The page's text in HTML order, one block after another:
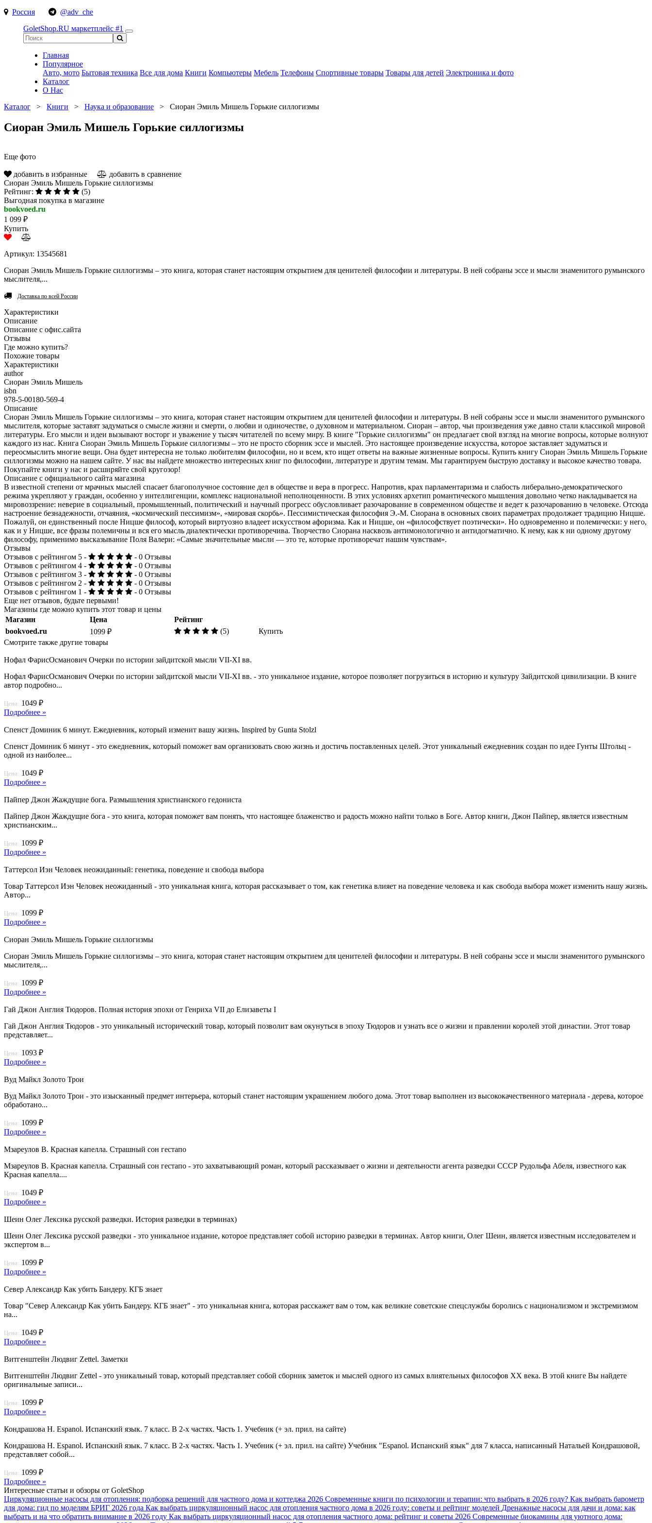
Россия
@adv_che
GoletShop.RU маркетплейс #1
Главная
Популярное
Авто, мото Бытовая техника Все для дома Книги Компьютеры Мебель Телефоны Спортивные товары Товары для детей Электроника и фото
Каталог
О Нас
Каталог > Книги > Наука и образование > Сиоран Эмиль Мишель Горькие силлогизмы
Сиоран Эмиль Мишель Горькие силлогизмы
Еще фото
добавить в избранные
добавить в сравнение
Сиоран Эмиль Мишель Горькие силлогизмы
Рейтинг:
(5)
Выгодная покупка в магазине
bookvoed.ru
1 099 ₽
Купить
Артикул: 13545681
Сиоран Эмиль Мишель Горькие силлогизмы – это книга, которая станет настоящим открытием для ценителей философии и литературы. В ней собраны эссе и мысли знаменитого румынского
мыслителя,...
Доставка по всей России
Характеристики
Описание
Описание с офис.сайта
Отзывы
Где можно купить?
Похожие товары
Характеристики
author
Сиоран Эмиль Мишель
isbn
978-5-00180-569-4
Описание
Сиоран Эмиль Мишель Горькие силлогизмы – это книга, которая станет настоящим открытием для ценителей философии и литературы. В ней собраны эссе и мысли знаменитого румынского
мыслителя, которые заставят задуматься о смысле жизни и смерти, о любви и одиночестве, о духовном и материальном. Сиоран – автор, чьи произведения уже давно стали классикой мировой
литературы. Его мысли и идеи вызывают восторг и уважение у тысяч читателей по всему миру. В книге "Горькие силлогизмы" он предлагает свой взгляд на многие вопросы, которые волнуют
каждого из нас. Книга Сиоран Эмиль Мишель Горькие силлогизмы – это не просто сборник эссе и мыслей. Это настоящее произведение искусства, которое заставляет задуматься и
переосмыслить многие вещи. Она будет интересна не только любителям философии, но и всем, кто ищет ответы на важные жизненные вопросы. Купить книгу Сиоран Эмиль Мишель Горькие
силлогизмы можно на нашем сайте. У нас вы найдете множество интересных книг по философии, литературе и другим темам. Мы гарантируем быструю доставку и высокое качество товара.
Покупайте книги у нас и расширяйте свой кругозор!
Описание с официального сайта магазина
В известной степени от мрачных мыслей спасает благополучное состояние дел в обществе и вера в прогресс. Напротив, крах парламентаризма и слабость либерально-демократического
режима укрепляют у граждан, особенно у интеллигенции, комплекс национальной неполноценности. В этих условиях архетип романтического мышления довольно четко накладывается на
мировоззрение: неверие в социальный, промышленный, политический и научный прогресс обусловливает разочарование в современном обществе и ведет к разочарованию в человеке. Отсюда
настроение безнадежности, отчаяния, «космический пессимизм», «мировая скорбь». Пессимистическая философия Э.-М. Сиорана в основных своих параметрах продолжает традицию Ницше.
Пожалуй, он единственный после Ницше философ, который виртуозно владеет искусством афоризма. Как и Ницше, он «философствует поэтически». Но одновременно и полемически: у него,
как и у Ницше, все фразы полемичны и вся его мысль диалектически противоречива. Творчество Сиорана насквозь антимонологично и антидогматично. К нему, как к ни одному другому
философу, применимо высказывание Поля Валери: «Самые значительные мысли — это те, которые противоречат нашим чувствам».
Отзывы
Отзывов с рейтингом 5 -
- 0 Отзывы
Отзывов с рейтингом 4 -
- 0 Отзывы
Отзывов с рейтингом 3 -
- 0 Отзывы
Отзывов с рейтингом 2 -
- 0 Отзывы
Отзывов с рейтингом 1 -
- 0 Отзывы
Еще нет отзывов, будьте первыми!
Магазины где можно купить этот товар и цены
Магазин
Цена
Рейтинг
bookvoed.ru
1099 ₽ (5)
Купить
Смотрите также другие товары
Нофал ФарисОсманович Очерки по истории зайдитской мысли VII-XI вв.
Нофал ФарисОсманович Очерки по истории зайдитской мысли VII-XI вв. - это уникальное издание, которое позволяет погрузиться в историю и культуру Зайдитской цивилизации. В книге
автор подробно...
Цена: 1049 ₽
Подробнее »
Спенст Доминик 6 минут. Ежедневник, который изменит вашу жизнь. Inspired by Gunta Stolzl
Спенст Доминик 6 минут - это ежедневник, который поможет вам организовать свою жизнь и достичь поставленных целей. Этот уникальный ежедневник создан по идее Гунты Штольц -
одной из наиболее...
Цена: 1049 ₽
Подробнее »
Пайпер Джон Жаждущие бога. Размышления христианского гедониста
Пайпер Джон Жаждущие бога - это книга, которая поможет вам понять, что настоящее блаженство и радость можно найти только в Боге. Автор книги, Джон Пайпер, является известным
христианским...
Цена: 1099 ₽
Подробнее »
Таттерсол Иэн Человек неожиданный: генетика, поведение и свобода выбора
Товар Таттерсол Иэн Человек неожиданный - это уникальная книга, которая рассказывает о том, как генетика влияет на поведение человека и как свобода выбора может изменить нашу жизнь.
Автор...
Цена: 1099 ₽
Подробнее »
Сиоран Эмиль Мишель Горькие силлогизмы
Сиоран Эмиль Мишель Горькие силлогизмы – это книга, которая станет настоящим открытием для ценителей философии и литературы. В ней собраны эссе и мысли знаменитого румынского
мыслителя,...
Цена: 1099 ₽
Подробнее »
Гай Джон Англия Тюдоров. Полная история эпохи от Генриха VII до Елизаветы I
Гай Джон Англия Тюдоров - это уникальный исторический товар, который позволит вам окунуться в эпоху Тюдоров и узнать все о жизни и правлении королей этой династии. Этот товар
представляет...
Цена: 1093 ₽
Подробнее »
Вуд Майкл Золото Трои
Вуд Майкл Золото Трои - это изысканный предмет интерьера, который станет настоящим украшением любого дома. Этот товар выполнен из высококачественного материала - дерева, которое
обработано...
Цена: 1099 ₽
Подробнее »
Мзареулов В. Красная капелла. Страшный сон гестапо
Мзареулов В. Красная капелла. Страшный сон гестапо - это захватывающий роман, который рассказывает о жизни и деятельности агента разведки СССР Рудольфа Абеля, известного как
Красная капелла....
Цена: 1049 ₽
Подробнее »
Шеин Олег Лексика русской разведки. История разведки в терминах)
Шеин Олег Лексика русской разведки - это уникальное издание, которое представляет собой историю разведки в терминах. Автор книги, Олег Шеин, является известным исследователем и
экспертом в...
Цена: 1099 ₽
Подробнее »
Север Александр Как убить Бандеру. КГБ знает
Товар "Север Александр Как убить Бандеру. КГБ знает" - это уникальная книга, которая расскажет вам о том, как великие советские спецслужбы боролись с национализмом и экстремизмом
на...
Цена: 1049 ₽
Подробнее »
Витгенштейн Людвиг Zettel. Заметки
Витгенштейн Людвиг Zettel - это уникальный товар, который представляет собой сборник заметок и мыслей одного из самых влиятельных философов XX века. В этой книге Вы найдете
оригинальные записи...
Цена: 1099 ₽
Подробнее »
Кондрашова Н. Espanol. Испанский язык. 7 класс. В 2-х частях. Часть 1. Учебник (+ эл. прил. на сайте)
Кондрашова Н. Espanol. Испанский язык. 7 класс. В 2-х частях. Часть 1. Учебник (+ эл. прил. на сайте) Учебник "Espanol. Испанский язык" для 7 класса, написанный Натальей Кондрашовой,
представляет собой...
Цена: 1099 ₽
Подробнее »
Интересные статьи и обзоры от GoletShop
Циркуляционные насосы для отопления: подборка решений для частного дома и коттеджа 2026 Современные книги по психологии и терапии: что выбрать в 2026 году? Как выбрать барометр
для дома: гид по моделям БРИГ 2026 года Как выбрать циркуляционный насос для отопления частного дома в 2026 году: советы и рейтинг моделей Дренажные насосы для дачи и дома: как
выбрать и на что обратить внимание в 2026 году Как выбрать циркуляционный насос для отопления частного дома: рейтинг и советы 2026 Современные биокамины для уютного дома: